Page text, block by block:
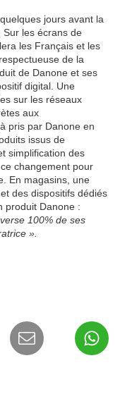
jours avant la
les écrans de
les Français et les
de la
de Danone et ses
digital. Une
sur les réseaux
aux
pris par Danone en
issus de
simplification des
changement pour
En magasins, une
des dispositifs dédiés
produit Danone :
100% de ses
».